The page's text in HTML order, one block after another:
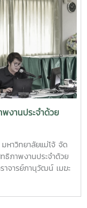
ารขยายสเกลการผลิต
สารเสริมกระตุ้นการ
รองศาสตราจารย์
5.โครงการ "การ
กต่อภาวะซึมเศร้า
ลอด" โดย รอง
หัวหน้า
ำในระบบเพาะฟักพันธุ์
นแสงอาทิตย์ร่วมกับ
รผลิตพันธุ์ปลาเชิง
วุธ พลวงษ์ศรี หัวหน้า
? บัวจูม? เป็น
? เป็นผู้ประสานงาน?
พงานประจำด้วย
หาวิทยาลัยแม่โจ้ จัด
ธิภาพงานประจำด้วย
จารย์ภานุวัฒน์ เมฆะ
รู้การจัดทำหนังสือ